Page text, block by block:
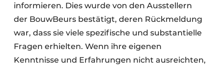
informieren. Dies wurde von den Ausstellern
der BouwBeurs bestätigt, deren Rückmeldung
war, dass sie viele spezifische und substantielle
Fragen erhielten. Wenn ihre eigenen
Kenntnisse und Erfahrungen nicht ausreichten,